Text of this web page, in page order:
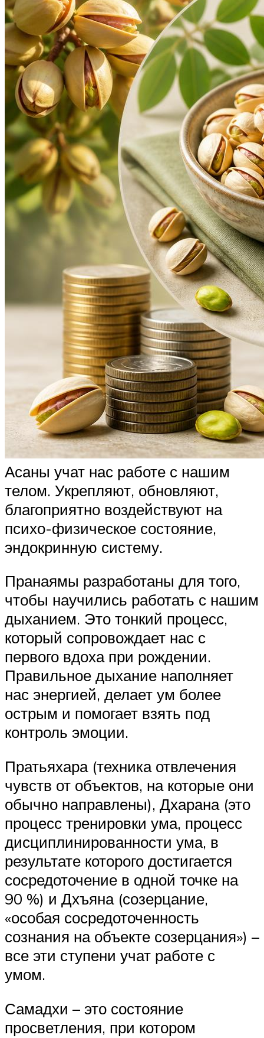
Асаны учат нас работе с нашим
телом. Укрепляют, обновляют,
благоприятно воздействуют на
психо-физическое состояние,
эндокринную систему.
Пранаямы разработаны для того,
чтобы научились работать с нашим
дыханием. Это тонкий процесс,
который сопровождает нас с
первого вдоха при рождении.
Правильное дыхание наполняет
нас энергией, делает ум более
острым и помогает взять под
контроль эмоции.
Пратьяхара (техника отвлечения
чувств от объектов, на которые они
обычно направлены), Дхарана (это
процесс тренировки ума, процесс
дисциплинированности ума, в
результате которого достигается
сосредоточение в одной точке на
90 %) и Дхъяна (созерцание,
«особая сосредоточенность
сознания на объекте созерцания») –
все эти ступени учат работе с
умом.
Самадхи – это состояние
просветления, при котором